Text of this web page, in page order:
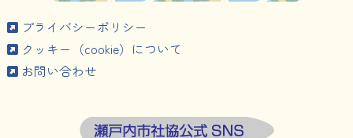
プライバシーポリシー
クッキー（cookie）について
お問い合わせ